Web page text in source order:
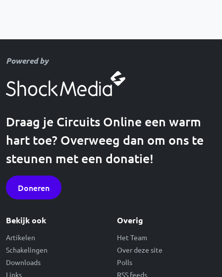
Powered by
Draag je Circuits Online een warm
hart toe? Overweeg dan om ons te
steunen met een donatie!
Doneren
Bekijk ook
Artikelen
Schakelingen
Downloads
Links
Overig
Het Team
Over deze site
Polls
RSS feeds